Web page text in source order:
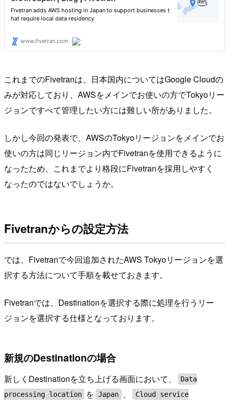
これまでのFivetranは、日本国内についてはGoogle Cloudの
みが対応しており、AWSをメインでお使いの方でTokyoリー
ジョンですべて管理したい方には難しい所がありました。
しかし今回の発表で、AWSのTokyoリージョンをメインでお
使いの方は同じリージョン内でFivetranを使用できるように
なったため、これまでより格段にFivetranを採用しやすく
なったのではないでしょうか。
Fivetranからの設定方法
では、Fivetranで今回追加されたAWS Tokyoリージョンを選
択する方法について手順を載せておきます。
Fivetranでは、Destinationを選択する際に処理を行うリー
ジョンを選択する仕様となっております。
新規のDestinationの場合
新しくDestinationを立ち上げる画面において、
Data
processing location
を Japan 、
Cloud service